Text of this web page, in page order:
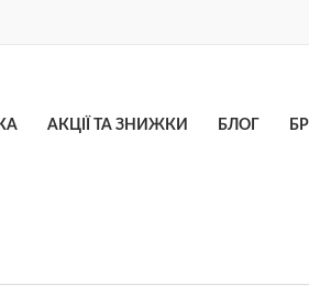
АКЦІЇ ТА ЗНИЖКИ БЛОГ